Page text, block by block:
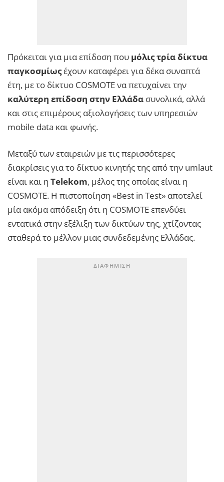
Πρόκειται για μια επίδοση που μόλις τρία δίκτυα
παγκοσμίωςέχουν καταφέρει για δέκα συναπτά
έτη, με το δίκτυο COSMOTE να πετυχαίνει την
καλύτερη επίδοση στην Ελλάδα συνολικά, αλλά
και στις επιμέρους αξιολογήσεις των υπηρεσιών
mobile data και φωνής.
Μεταξύ των εταιρειών με τις περισσότερες
διακρίσεις για το δίκτυο κινητής της από την umlaut
είναι και η Telekom, μέλος της οποίας είναι η
COSMOTE. Η πιστοποίηση «Best in Test» αποτελεί
μία ακόμα απόδειξη ότι η COSMOTE επενδύει
εντατικά στην εξέλιξη των δικτύων της, χτίζοντας
σταθερά το μέλλον μιας συνδεδεμένης Ελλάδας.